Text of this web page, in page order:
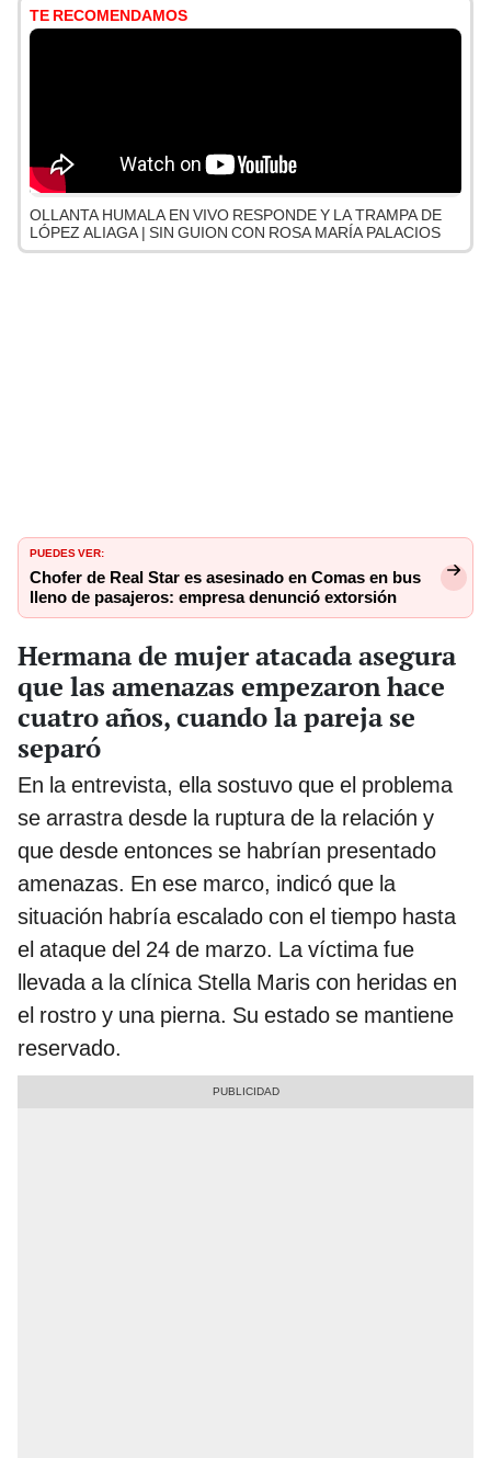
TE RECOMENDAMOS
OLLANTA HUMALA EN VIVO RESPONDE Y LA TRAMPA DE
LÓPEZ ALIAGA | SIN GUION CON ROSA MARÍA PALACIOS
PUEDES VER:
Chofer de Real Star es asesinado en Comas en bus
lleno de pasajeros: empresa denunció extorsión
Hermana de mujer atacada asegura
que las amenazas empezaron hace
cuatro años, cuando la pareja se
separó
En la entrevista, ella sostuvo que el problema
se arrastra desde la ruptura de la relación y
que desde entonces se habrían presentado
amenazas. En ese marco, indicó que la
situación habría escalado con el tiempo hasta
el ataque del 24 de marzo. La víctima fue
llevada a la clínica Stella Maris con heridas en
el rostro y una pierna. Su estado se mantiene
reservado.